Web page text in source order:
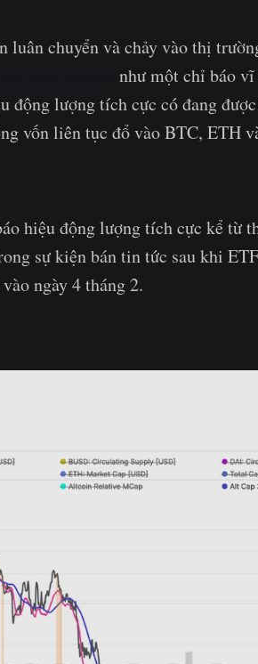
luân chuyển và chảy vào thị
như một chỉ báo
động lượng tích cực có đang
vốn liên tục đổ vào BTC, ETH
hiệu động lượng tích cực kể từ
sự kiện bán tin tức sau khi
ngày 4 tháng 2.